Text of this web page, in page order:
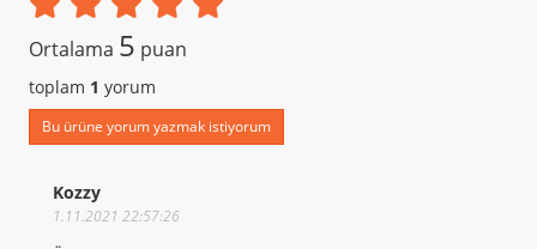
Ortalama 5 puan
toplam 1 yorum
Bu ürüne yorum yazmak istiyorum
Kozzy
1.11.2021 22:57:26